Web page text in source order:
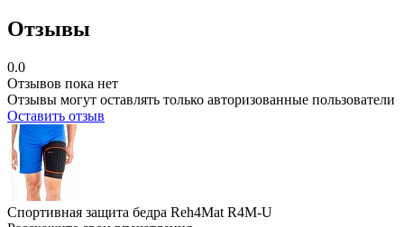
Отзывы
0.0
Отзывов пока нет
Отзывы могут оставлять только авторизованные пользователи
Оставить отзыв
Спортивная защита бедра Reh4Mat R4M-U